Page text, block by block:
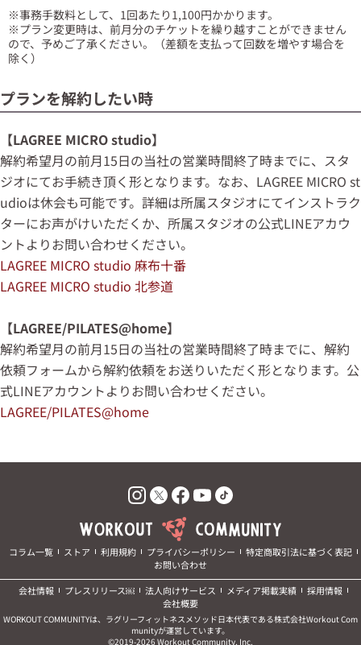
※事務手数料として、1回あたり1,100円かかります。
※プラン変更時は、前月分のチケットを繰り越すことができません
ので、予めご了承ください。（差額を支払って回数を増やす場合を
除く）
プランを解約したい時
【LAGREE MICRO studio】
解約希望月の前月15日の当社の営業時間終了時までに、スタ
ジオにてお手続き頂く形となります。なお、 LAGREE MICRO st
udioは休会も可能です。詳細は所属スタジオにてインストラク
ターにお声がけいただくか、所属スタジオの公式LINEアカウ
ントよりお問い合わせください。
LAGREE MICRO studio 麻布十番
LAGREE MICRO studio 北参道
【LAGREE/PILATES@home】
解約希望月の前月15日の当社の営業時間終了時までに、解約
依頼フォームから解約依頼をお送りいただく形となります。 公
式LINEアカウントよりお問い合わせください。
LAGREE/PILATES@home
コラム一覧 ストア 利用規約 プライバシーポリシー
特定商取引法に基づく表記
お問い合わせ
会社情報
プレスリリース￼ 法人向けサービス メディア掲載実績
採用情報
会社概要
WORKOUT COMMUNITYは、ラグリーフィットネスメソッド日本代表である株式会社Workout Com
munityが運営しています。
©️2019-2026 Workout Community, Inc.